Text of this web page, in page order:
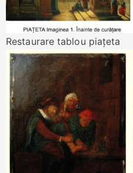
Restaurare tablou piaţeta